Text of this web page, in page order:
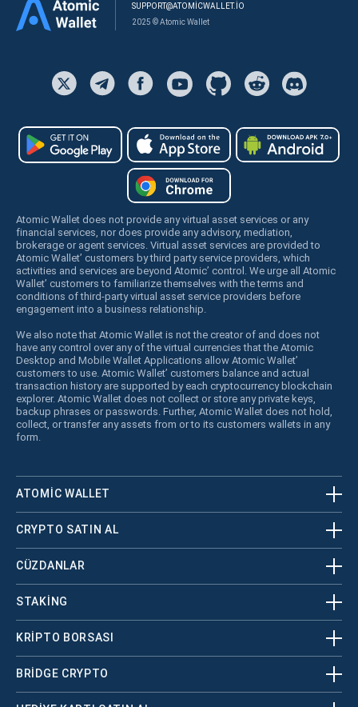
SUPPORT@ATOMICWALLET.IO
2025 © Atomic Wallet
Atomic Wallet does not provide any virtual asset services or any
financial services, nor does provide any advisory, mediation,
brokerage or agent services. Virtual asset services are provided to
Atomic Wallet’ customers by third party service providers, which
activities and services are beyond Atomic’ control. We urge all Atomic
Wallet’ customers to familiarize themselves with the terms and
conditions of third-party virtual asset service providers before
engagement into a business relationship.
We also note that Atomic Wallet is not the creator of and does not
have any control over any of the virtual currencies that the Atomic
Desktop and Mobile Wallet Applications allow Atomic Wallet’
customers to use. Atomic Wallet’ customers balance and actual
transaction history are supported by each cryptocurrency blockchain
explorer. Atomic Wallet does not collect or store any private keys,
backup phrases or passwords. Further, Atomic Wallet does not hold,
collect, or transfer any assets from or to its customers wallets in any
form.
ATOMIC WALLET
CRYPTO SATIN AL
CÜZDANLAR
STAKING
KRİPTO BORSASI
BRIDGE CRYPTO